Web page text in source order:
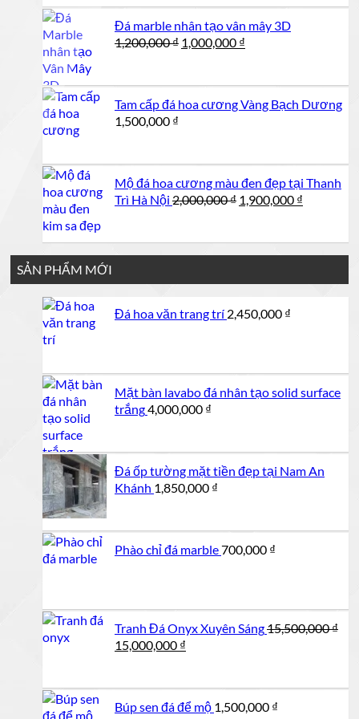
Đá marble nhân tạo vân mây 3D
1,200,000₫ Giá
1,000,000 ₫
1,000,000 ₫.
Tam cấp đá hoa cương Vàng Bạch Dương
1,500,000 ₫
Mộ đá hoa cương màu đen đẹp tại Thanh
Trì Hà Nội 2,000,000₫ Giá
1,900,000 ₫
SẢN PHẨM MỚI
Đá hoa văn trang trí 2,450,000 ₫
Mặt bàn lavabo đá nhân tạo solid surface
trắng4,000,000 ₫
Đá ốp tường mặt tiền đẹp tại Nam An
Khánh 1,850,000 ₫
Phào chỉ đá marble700,000 ₫
Tranh Đá Onyx Xuyên Sáng15,500,000₫
Giá
15,000,000 ₫
15,000,000 ₫.
Búp sen đá để mộ 1,500,000 ₫